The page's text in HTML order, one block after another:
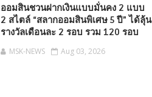
ออมสินชวนฝากเงินแบบมั่นคง 2 แบบ
2 สไตล์ “สลากออมสินพิเศษ 5 ปี” ได้ลุ้น
รางวัลเดือนละ 2 รอบ รวม 120 รอบ
MSK-NEWS Aug 03, 2026